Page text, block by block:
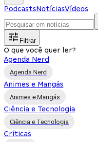
PodcastsNotíciasVídeos
Filtrar
O que você quer ler?
Agenda Nerd
Agenda Nerd
Animes e Mangás
Animes e Mangás
Ciência e Tecnologia
Ciência e Tecnologia
Críticas